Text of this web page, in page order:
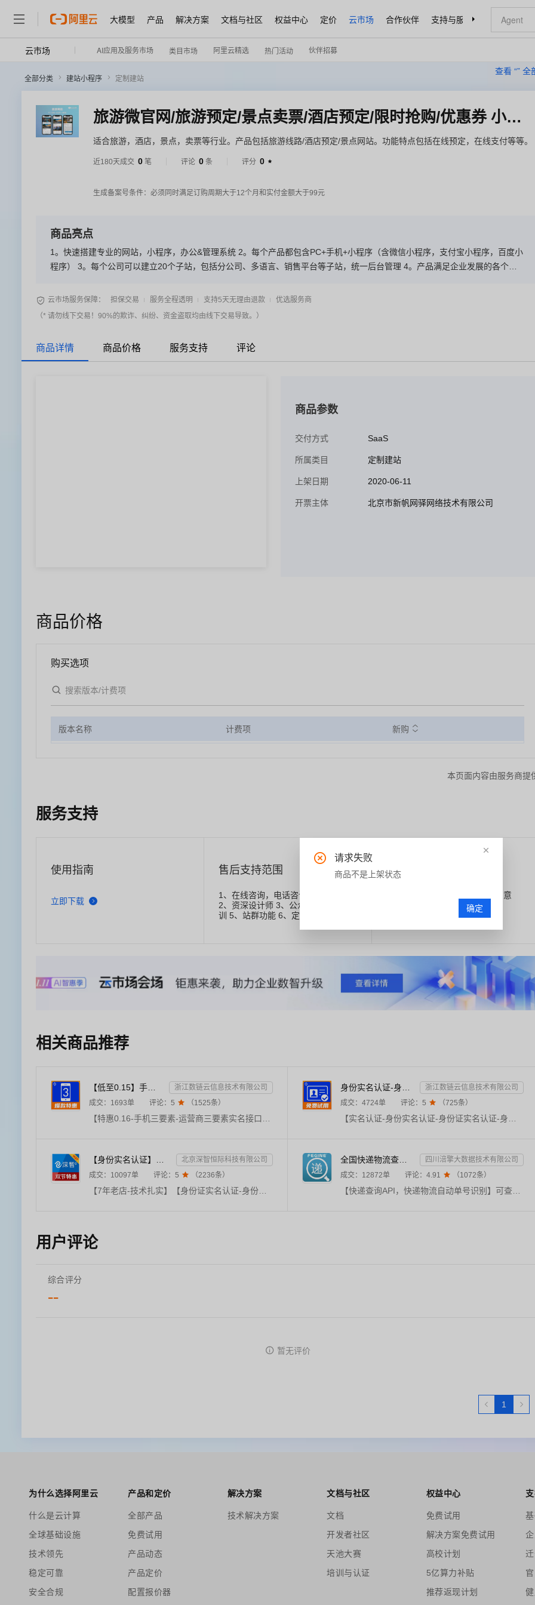
大模型 产品 解决方案 文档与社区 权益中心 定价 云市场 合作伙伴 支持与服务 了解阿里云
查看 “” 全
云市场 AI应用及服务市场 类目市场 阿里云精选 热门活动 伙伴招募
全部分类 建站小程序 定制建站
旅游微官网/旅游预定/景点卖票/酒店预定/限时抢购/优惠券 小程序
适合旅游，酒店，景点，卖票等行业。产品包括旅游线路/酒店预定/景点网站。功能特点包括在线预定，在线支付等等。
近180天成交 0 笔 评论 0 条 评分 0 
生成备案号条件：必须同时满足订购周期大于12个月和实付金额大于99元
商品亮点
1。快速搭建专业的网站，小程序，办公&管理系统 2。每个产品都包含PC+手机+小程序（含微信小程序，支付宝小程序，百度小
程序） 3。每个公司可以建立20个子站，包括分公司、多语言、销售平台等子站，统一后台管理 4。产品满足企业发展的各个阶
 云市场服务保障： 担保交易 服务全程透明 支持5天无理由退款
优选服务商
（* 请勿线下交易！90%的欺诈、纠纷、资金盗取均由线下交易导致。）
商品详情 商品价格 服务支持 评论
商品参数
交付方式 SaaS
所属类目 定制建站
上架日期 2020-06-11
开票主体 北京市新帆网驿网络技术有限公司
商品价格
购买选项
版本名称 计费项 新购
本页面内容由服务商提
服务支持
使用指南
立即下载
售后支持范围
1、在线咨询，电话咨询，专属顾问
2、资深设计师 3、公众号绑定 4、培
训 5、站群功能 6、定制功能开发
相关协议
订购此商品，代表您已阅读并同意
相关商品推荐
【低至0.15】手机三要素-手机三要素认证-手机三要素实名认证-运营商三要素认证-实名认证-三要素接口api-...
浙江数链云信息技术有限公司
成交： 1693单 评论： 5  （1525条）
【特惠0.16-手机三要素-运营商三要素实名接口-三要素数据api-支持四网合一】★输入姓名、身份证号码、手机号码，验证三要素信息是否一致，返回验证结果。现已更新支持四网运营商（移动，电信，联通，广电）。直连运营商官方渠道，实时精准核验，拒绝缓存，支持高并发。24h不间断运维，专业技术支持在线服务。目前已服务国内多家知名企事业单位。
身份实名认证-身份证实名认证-身份证二要素实名核验-身份证实名校验-实名认证接口-【数链云】
浙江数链云信息技术有限公司
成交： 4724单 评论： 5  （725条）
【实名认证-身份实名认证-身份证实名认证-身份证实名核验-实名认证-实名核验-身份证实名核验-身份证二要素-身份实名认证核验-身份证实名查询-身份证二要素验证】★输入姓名、身份证号，校验此二要素是否一致，同时返回生日、性别、籍贯等信息。直连官方数据，零缓存毫秒级响应，支持高并发，高质量接口。24h不间断运维，专业技术支持在线服务。——全品类接口专家
【身份实名认证】身份证二要素核验-身份证实名认证-身份证二要素-身份证实名-身份证实名认证-身份实名认证
北京深智恒际科技有限公司
成交： 10097单 评论： 5  （2236条）
【7年老店-技术扎实】【身份证实名认证-身份证二要素】【免费赠送OCR产品】【精品API提供精品服务】身份实名认证二要素接口是根据核对姓名和身份证号码是否一致，进而核验个人身份真伪。身份实名认证-身份证-身份实名认证核验-身份实名认证-实名认证-身份证实名认证查询-身份实名认证-中国港澳台身份实名认证-身份实名认证查询-身份证认证-身份证实名】【有问题随时联系客服，及时响应】
全国快递物流查询-快递查询接口
四川涪擎大数据技术有限公司
成交： 12872单 评论： 4.91  （1072条）
【快递查询API，快递物流自动单号识别】可查询快递物流信息近1000+家全国快递查询API，单号自动识别，包括全球快递物流查询接口：顺丰、邮政，京东，极兔，申通、圆通、韵达、中通、极兔、百世、EMS、天天、国通、德邦、宅急送，等千家快递物流查询接口，同时返回物流耗时等相关信息。
用户评论
综合评分
--
暂无评价
1
为什么选择阿里云
什么是云计算
全球基础设施
技术领先
稳定可靠
安全合规
产品和定价
全部产品
免费试用
产品动态
产品定价
配置报价器
解决方案
技术解决方案
文档与社区
文档
开发者社区
天池大赛
培训与认证
权益中心
免费试用
解决方案免费试用
高校计划
5亿算力补贴
推荐返现计划
请求失败
商品不是上架状态
确定